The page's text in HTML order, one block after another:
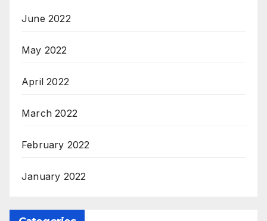
June 2022
May 2022
April 2022
March 2022
February 2022
January 2022